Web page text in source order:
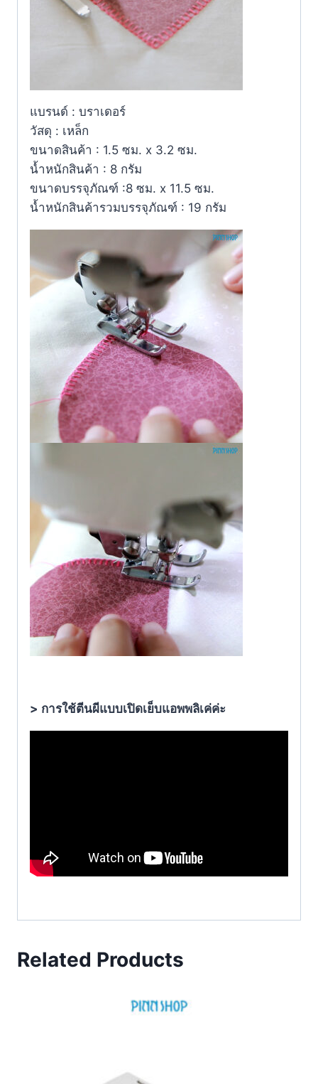
แบรนด์ : บราเดอร์
วัสดุ : เหล็ก
ขนาดสินค้า : 1.5 ซม. x 3.2 ซม.
น้ำหนักสินค้า : 8 กรัม
ขนาดบรรจุภัณฑ์ :8 ซม. x 11.5 ซม.
น้ำหนักสินค้ารวมบรรจุภัณฑ์ : 19 กรัม
> การใช้ตีนผีแบบเปิดเย็บแอพพลิเค่ค่ะ
Related Products